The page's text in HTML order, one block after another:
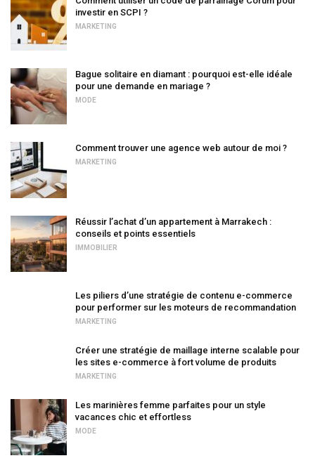
investir en SCPI ?
MARKETING
Bague solitaire en diamant : pourquoi est-elle idéale
pour une demande en mariage ?
MODE
Comment trouver une agence web autour de moi ?
MARKETING
Réussir l’achat d’un appartement à Marrakech :
conseils et points essentiels
IMMOBILIER
Les piliers d’une stratégie de contenu e-commerce
pour performer sur les moteurs de recommandation
MARKETING
Créer une stratégie de maillage interne scalable pour
les sites e-commerce à fort volume de produits
MARKETING
Les marinières femme parfaites pour un style
vacances chic et effortless
MODE